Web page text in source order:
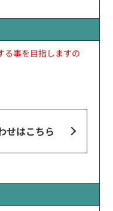
事を目指しますの
せはこちら